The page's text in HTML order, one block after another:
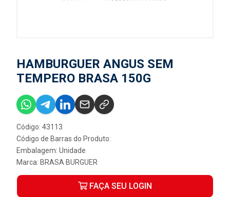
HAMBURGUER ANGUS SEM
TEMPERO BRASA 150G
Código: 43113
Código de Barras do Produto:
Embalagem: Unidade
Marca: BRASA BURGUER
FAÇA SEU LOGIN